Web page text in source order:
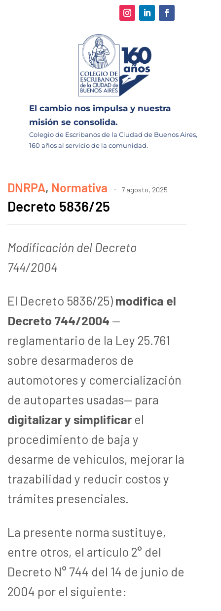
El cambio nos impulsa y nuestra
misión se consolida.
Colegio de Escribanos de la Ciudad de Buenos Aires,
160 años al servicio de la comunidad.
DNRPA, Normativa 7 agosto, 2025
Decreto 5836/25
Modificación del Decreto
744/2004
El Decreto 5836/25) modifica el
Decreto 744/2004 —
reglamentario de la Ley 25.761
sobre desarmaderos de
automotores y comercialización
de autopartes usadas— para
digitalizar y simplificar el
procedimiento de baja y
desarme de vehículos, mejorar la
trazabilidad y reducir costos y
trámites presenciales.
La presente norma sustituye,
entre otros, el artículo 2° del
Decreto N° 744 del 14 de junio de
2004 por el siguiente: